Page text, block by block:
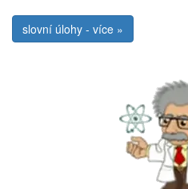
slovní úlohy - více »